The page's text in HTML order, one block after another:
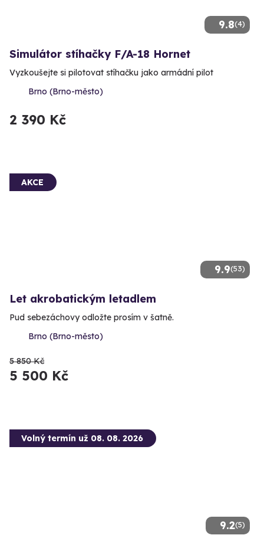
9.8(4)
Simulátor stíhačky F/A-18 Hornet
Vyzkoušejte si pilotovat stíhačku jako armádní pilot
Brno (Brno-město)
2 390 Kč
9.9(53)
AKCE
Let akrobatickým letadlem
Pud sebezáchovy odložte prosím v šatně.
Brno (Brno-město)
5 850 Kč
5 500 Kč
9.2(5)
Volný termín už 08. 08. 2026